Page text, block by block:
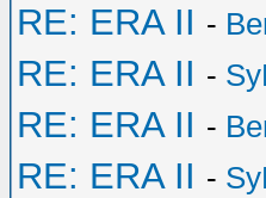
RE: ERA II -
RE: ERA II -
RE: ERA II -
RE: ERA II -